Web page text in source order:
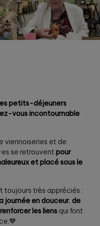
petits-déjeuners
vous incontournable
viennoiseries et de
se retrouvent pour
et placé sous le
toujours très appréciés :
journée en douceur, de
les liens qui font